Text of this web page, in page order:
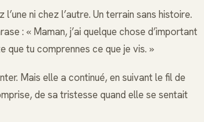
ni chez l’autre. Un terrain sans histoire.
: « Maman, j’ai quelque chose d’important
que tu comprennes ce que je vis. »
Mais elle a continué, en suivant le fil de
de sa tristesse quand elle se sentait